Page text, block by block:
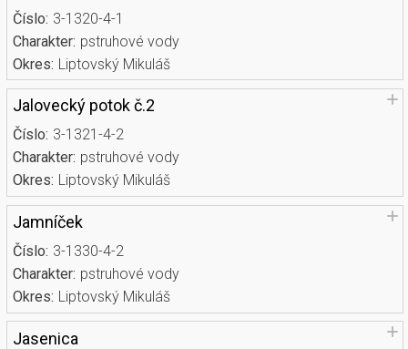
Číslo: 3-1320-4-1
Charakter: pstruhové vody
Okres: Liptovský Mikuláš
Jalovecký potok č.2
Číslo: 3-1321-4-2
Charakter: pstruhové vody
Okres: Liptovský Mikuláš
Jamníček
Číslo: 3-1330-4-2
Charakter: pstruhové vody
Okres: Liptovský Mikuláš
Jasenica